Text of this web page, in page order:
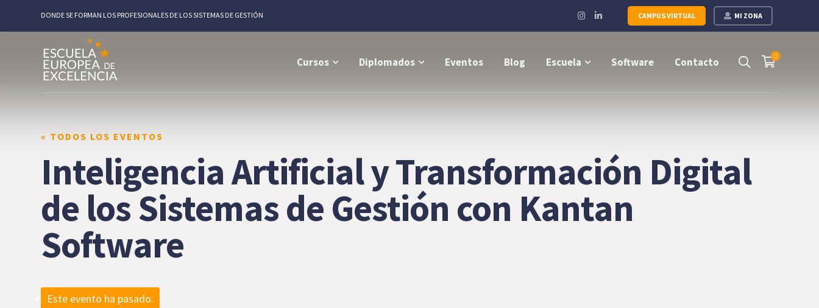
MI ZONA
CAMPUS VIRTUAL
DONDE SE FORMAN LOS PROFESIONALES DE LOS SISTEMAS DE GESTIÓN
Instagram
Profile
LinkedIn
Profile
0
Cursos Diplomados Eventos Blog Escuela Software Contacto
« TODOS LOS EVENTOS
Inteligencia Artificial y Transformación Digital
de los Sistemas de Gestión con Kantan
Software
Este evento ha pasado.